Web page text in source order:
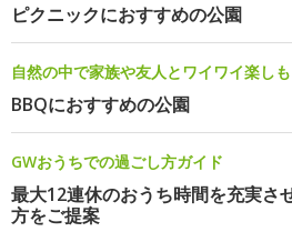
ピクニックにおすすめの公園
自然の中で家族や友人とワイワイ楽しも
BBQにおすすめの公園
GWおうちでの過ごし方ガイド
最大12連休のおうち時間を充実さ
方をご提案